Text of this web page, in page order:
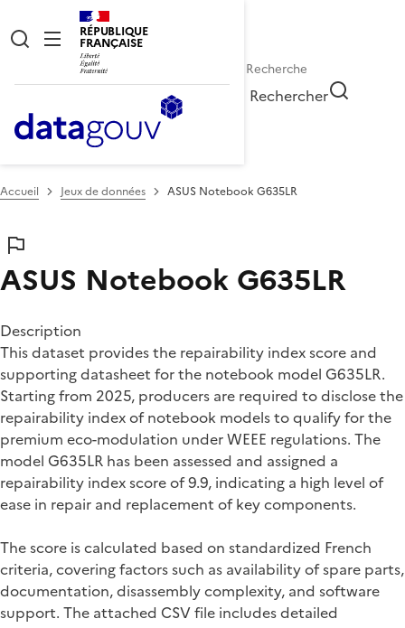
RÉPUBLIQUE
FRANÇAISE
Rechercher
Accueil Jeux de données ASUS Notebook G635LR
ASUS Notebook G635LR
Description
This dataset provides the repairability index score and
supporting datasheet for the notebook model G635LR.
Starting from 2025, producers are required to disclose the
repairability index of notebook models to qualify for the
premium eco-modulation under WEEE regulations. The
model G635LR has been assessed and assigned a
repairability index score of 9.9, indicating a high level of
ease in repair and replacement of key components.
The score is calculated based on standardized French
criteria, covering factors such as availability of spare parts,
documentation, disassembly complexity, and software
support. The attached CSV file includes detailed